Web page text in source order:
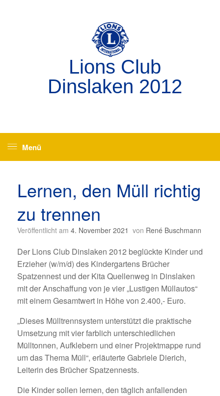
Lions Club
Dinslaken 2012
Menü
Lernen, den Müll richtig
zu trennen
Veröffentlicht am 4. November 2021 von René Buschmann
Der Lions Club Dinslaken 2012 beglückte Kinder und
Erzieher (w/m/d) des Kindergartens Brücher
Spatzennest und der Kita Quellenweg in Dinslaken
mit der Anschaffung von je vier „Lustigen Müllautos“
mit einem Gesamtwert in Höhe von 2.400,- Euro.
„Dieses Mülltrennsystem unterstützt die praktische
Umsetzung mit vier farblich unterschiedlichen
Mülltonnen, Aufklebern und einer Projektmappe rund
um das Thema Müll“, erläuterte Gabriele Dierich,
Leiterin des Brücher Spatzennests.
Die Kinder sollen lernen, den täglich anfallenden